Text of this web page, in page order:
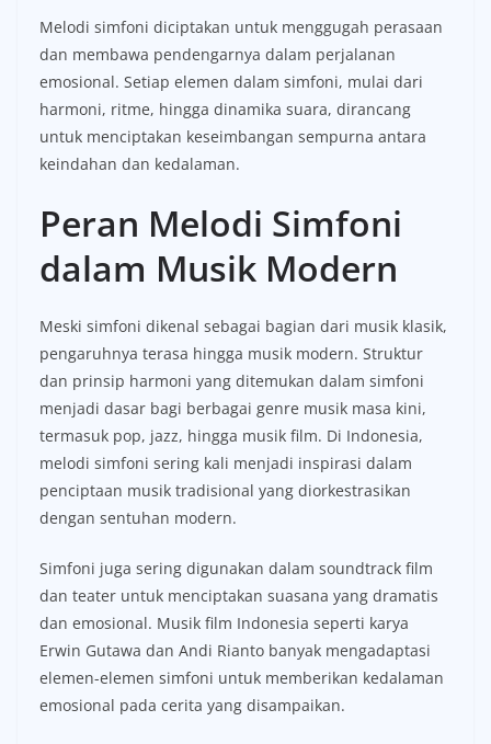
Melodi simfoni diciptakan untuk menggugah perasaan
dan membawa pendengarnya dalam perjalanan
emosional. Setiap elemen dalam simfoni, mulai dari
harmoni, ritme, hingga dinamika suara, dirancang
untuk menciptakan keseimbangan sempurna antara
keindahan dan kedalaman.
Peran Melodi Simfoni
dalam Musik Modern
Meski simfoni dikenal sebagai bagian dari musik klasik,
pengaruhnya terasa hingga musik modern. Struktur
dan prinsip harmoni yang ditemukan dalam simfoni
menjadi dasar bagi berbagai genre musik masa kini,
termasuk pop, jazz, hingga musik film. Di Indonesia,
melodi simfoni sering kali menjadi inspirasi dalam
penciptaan musik tradisional yang diorkestrasikan
dengan sentuhan modern.
Simfoni juga sering digunakan dalam soundtrack film
dan teater untuk menciptakan suasana yang dramatis
dan emosional. Musik film Indonesia seperti karya
Erwin Gutawa dan Andi Rianto banyak mengadaptasi
elemen-elemen simfoni untuk memberikan kedalaman
emosional pada cerita yang disampaikan.